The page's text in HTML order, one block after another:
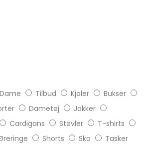
Dame Tilbud Kjoler
Bukser
Dametøj
Jakker
Cardigans Støvler
T-shirts
Shorts Sko
Tasker